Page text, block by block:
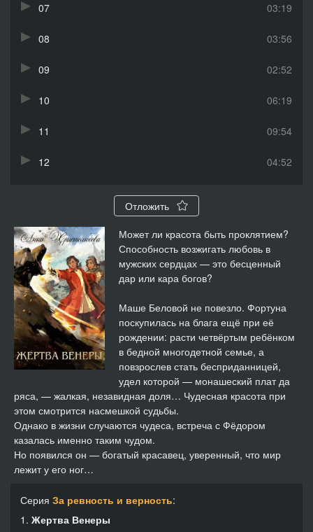
03:19
07
03:56
08
02:52
09
06:19
10
09:54
11
04:52
12
14
05:30
15
16
03:26
17
18
07:02
20
21
22
23
Отложить
Может ли красота быть проклятием?
Способность возжигать любовь в
мужских сердцах — это бесценный
дар или кара богов?
Маше Беловой не повезло. Фортуна
поскупилась на блага ещё при её
рождении: расти четвёртым ребёнком
в бедной многодетной семье, а
повзрослев стать бесприданницей,
удел которой — монашеский плат да
ряса, — жалкая, незавидная доля… Чудесная красота при
этом смотрится насмешкой судьбы.
Однако в жизни случаются чудеса, встреча с Фёдором
казалась именно таким чудом.
Но появился он — богатый красавец, уверенный, что мир
лежит у его ног…
Серия За ревность и верность:
1. Жертва Венеры